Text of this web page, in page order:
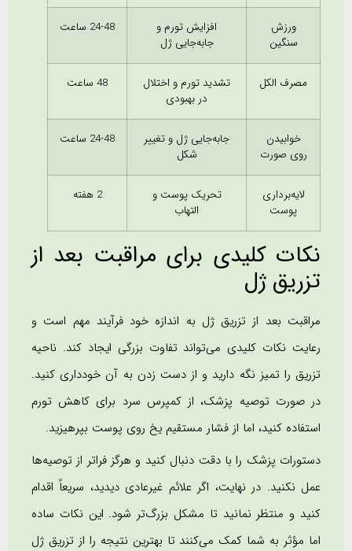
ورزش
سنگین
افزایش تورم و
جابه‌جایی ژل
24-48 ساعت
مصرف الکل
تشدید تورم و اختلال
در بهبودی
48 ساعت
خوابیدن
روی صورت
جابه‌جایی ژل و تغییر
شکل
24-48 ساعت
لایه‌برداری
پوست
تحریک پوست و
التهاب
2 هفته
نکات کلیدی برای مراقبت بعد از
تزریق ژل
مراقبت بعد از تزریق ژل به اندازه خود فرآیند مهم است و
رعایت نکات کلیدی می‌تواند تفاوت بزرگی ایجاد کند. ناحیه
تزریق را تمیز نگه دارید و از دست زدن به آن خودداری کنید.
در صورت توصیه پزشک، از کمپرس سرد برای کاهش تورم
استفاده کنید، اما از فشار مستقیم یخ روی پوست بپرهیزید.
دستورات پزشک را با دقت دنبال کنید و هرگز فراتر از توصیه‌ها
عمل نکنید. در نهایت، اگر علائم غیرعادی دیدید، سریعاً اقدام
کنید و منتظر نمانید تا مشکل بزرگ‌تر شود. این نکات ساده
اما مؤثر به شما کمک می‌کنند تا بهترین نتیجه را از تزریق ژل